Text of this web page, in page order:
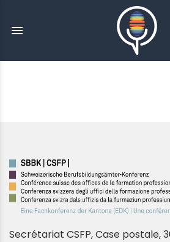
menu
Secrétariat CSFP,Case postale,